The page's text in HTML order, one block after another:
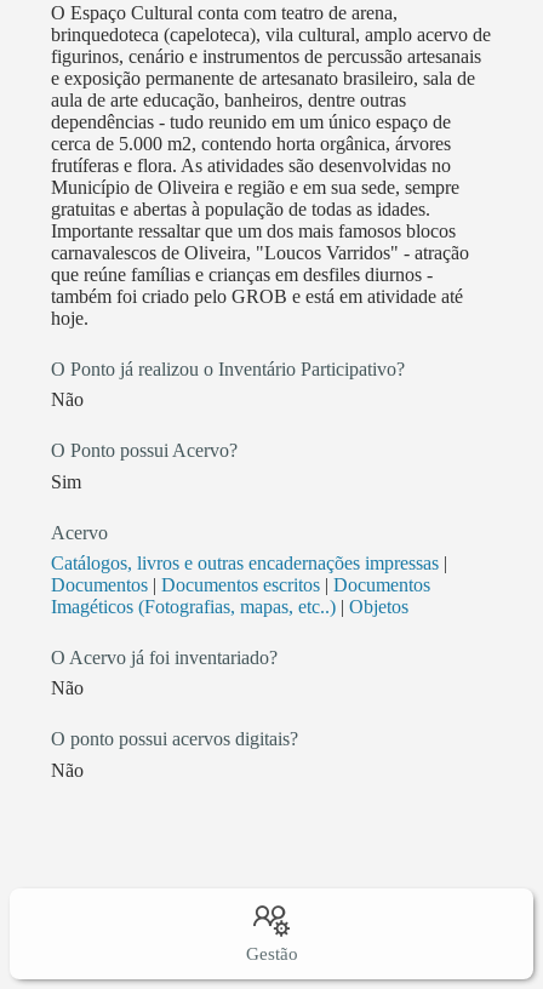
O Espaço Cultural conta com teatro de arena,
brinquedoteca (capeloteca), vila cultural, amplo acervo de
figurinos, cenário e instrumentos de percussão artesanais
e exposição permanente de artesanato brasileiro, sala de
aula de arte educação, banheiros, dentre outras
dependências - tudo reunido em um único espaço de
cerca de 5.000 m2, contendo horta orgânica, árvores
frutíferas e flora. As atividades são desenvolvidas no
Município de Oliveira e região e em sua sede, sempre
gratuitas e abertas à população de todas as idades.
Importante ressaltar que um dos mais famosos blocos
carnavalescos de Oliveira, "Loucos Varridos" - atração
que reúne famílias e crianças em desfiles diurnos -
também foi criado pelo GROB e está em atividade até
hoje.
O Ponto já realizou o Inventário Participativo?
Não
O Ponto possui Acervo?
Sim
Acervo
Catálogos, livros e outras encadernações impressas |
Documentos | Documentos escritos | Documentos
Imagéticos (Fotografias, mapas, etc..) | Objetos
O Acervo já foi inventariado?
Não
O ponto possui acervos digitais?
Não
Gestão